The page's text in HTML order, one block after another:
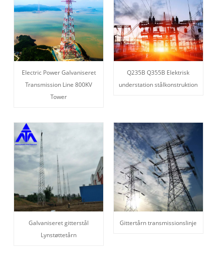
Electric Power Galvaniseret
Transmission Line 800KV
Tower
Q235B Q355B Elektrisk
understation stålkonstruktion
Galvaniseret gitterstål
Lynstøttetårn
Gittertårn transmissionslinje